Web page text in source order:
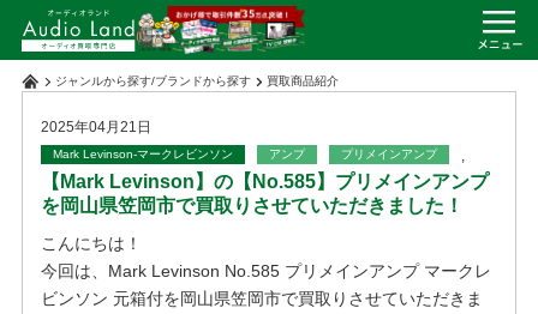
ジャンルから探す/ブランドから探す 買取商品紹介
2025年04月21日
Mark Levinson-マークレビンソン アンプ ,
プリメインアンプ
【Mark Levinson】の【No.585】プリメインアンプ
を岡山県笠岡市で買取りさせていただきました！
こんにちは！
今回は、Mark Levinson No.585 プリメインアンプ マークレ
ビンソン 元箱付を岡山県笠岡市で買取りさせていただきま